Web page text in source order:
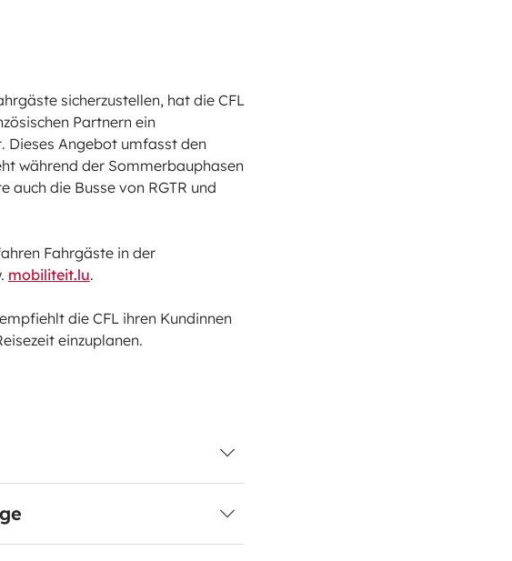
sicherzustellen, hat die CFL
Partnern ein
Dieses Angebot umfasst den
während der Sommerbauphasen
auch die Busse von RGTR und
Fahrgäste in der
mobiliteit.lu.
die CFL ihren Kundinnen
einzuplanen.